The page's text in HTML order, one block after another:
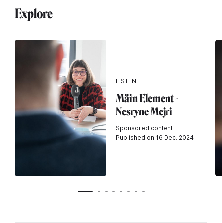
Explore
LISTEN
Mäin Element -
Nesryne Mejri
Sponsored content
Published on 16 Dec. 2024